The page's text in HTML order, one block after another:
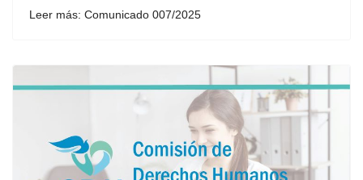
Leer más: Comunicado 007/2025